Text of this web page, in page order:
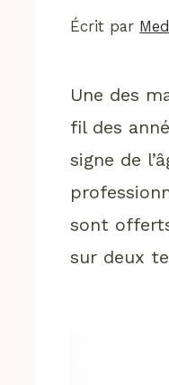
Écrit par
Une des
fil des
signe de
sont
sur deux